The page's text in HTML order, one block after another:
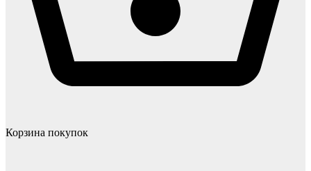
Корзина покупок